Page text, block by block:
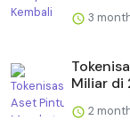
3
Miliar di
2